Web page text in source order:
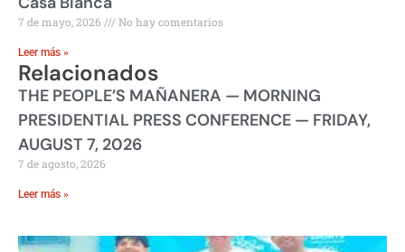
7 de mayo, 2026 No hay comentarios
Leer más »
Relacionados
THE PEOPLE’S MAÑANERA — MORNING
PRESIDENTIAL PRESS CONFERENCE — FRIDAY,
AUGUST 7, 2026
7 de agosto, 2026
Leer más »